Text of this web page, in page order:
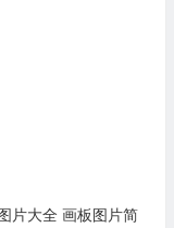
片大全 画板图片简